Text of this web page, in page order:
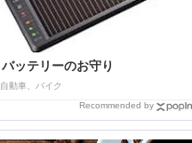
バッテリーのお守り
自動車、バイク
Recommended by